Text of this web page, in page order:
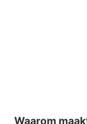
Waarom